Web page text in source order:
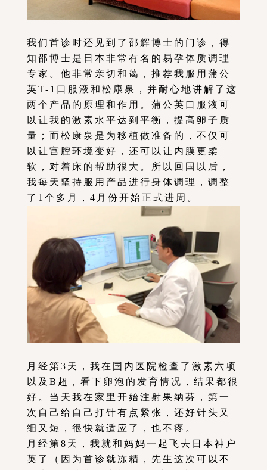
我们首诊时还见到了邵辉博士的门诊，得
知邵博士是日本非常有名的易孕体质调理
专家。他非常亲切和蔼，推荐我服用蒲公
英T-1口服液和松康泉，并耐心地讲解了这
两个产品的原理和作用。蒲公英口服液可
以让我的激素水平达到平衡，提高卵子质
量；而松康泉是为移植做准备的，不仅可
以让宫腔环境变好，还可以让内膜更柔
软，对着床的帮助很大。所以回国以后，
我每天坚持服用产品进行身体调理，调整
了1个多月，4月份开始正式进周。
月经第3天，我在国内医院检查了激素六项
以及B超，看下卵泡的发育情况，结果都很
好。当天我在家里开始注射果纳芬，第一
次自己给自己打针有点紧张，还好针头又
细又短，很快就适应了，也不疼。
月经第8天，我就和妈妈一起飞去日本神户
英了（因为首诊就冻精，先生这次可以不